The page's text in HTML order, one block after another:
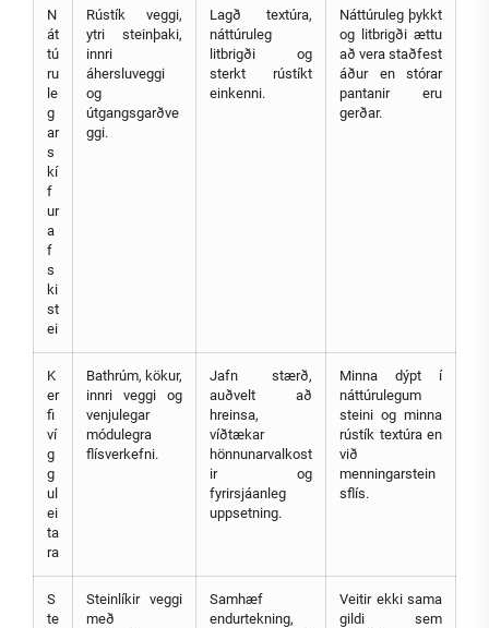
N
át
tú
ru
le
g
ar
s
kí
f
ur
a
f
s
ki
st
ei
Rústík veggi,
ytri steinþaki,
innri
áhersluveggi
og
útgangsgarðve
ggi.
Lagð textúra,
náttúruleg
litbrigði og
sterkt rústíkt
einkenni.
Náttúruleg þykkt
og litbrigði ættu
að vera staðfest
áður en stórar
pantanir eru
gerðar.
K
er
fi
ví
g
g
ul
ei
ta
ra
Bathrúm, kökur,
innri veggi og
venjulegar
módulegra
flísverkefni.
Jafn stærð,
auðvelt að
hreinsa,
víðtækar
hönnunarvalkost
ir og
fyrirsjáanleg
uppsetning.
Minna dýpt í
náttúrulegum
steini og minna
rústík textúra en
við
menningarstein
sflís.
S
te
Steinlíkir veggi
með
Samhæf
endurtekning,
Veitir ekki sama
gildi sem